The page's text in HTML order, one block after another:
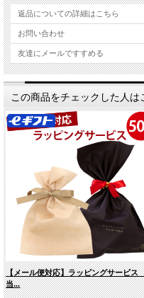
返品についての詳細はこちら
お問い合わせ
友達にメールですすめる
この商品をチェックした人
【メール便対応】ラッピングサービ
当...